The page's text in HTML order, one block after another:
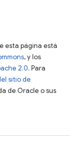
esta página está
, y los
2.0. Para
sitio de
de Oracle o sus